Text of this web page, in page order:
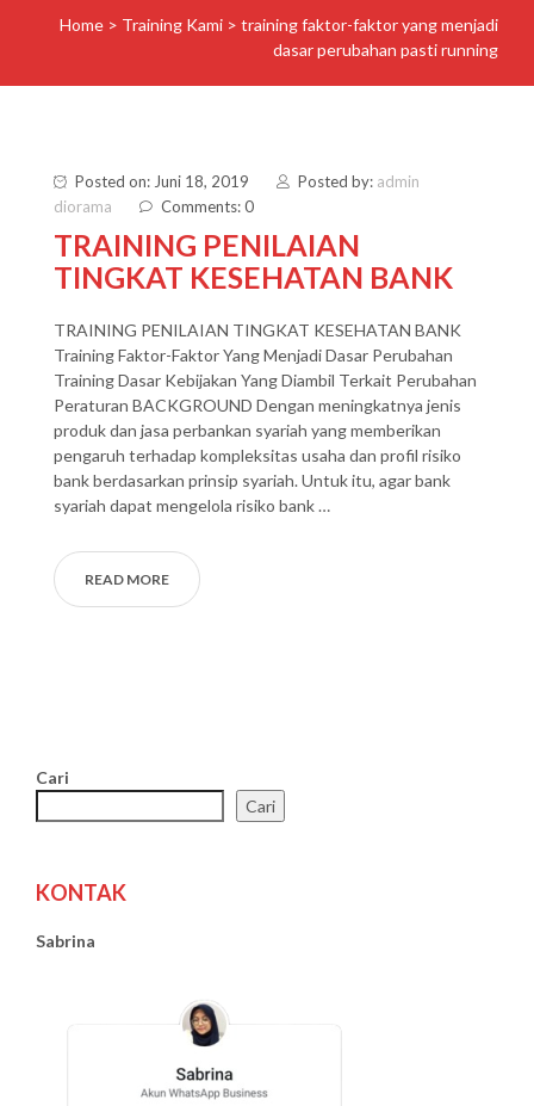
Home > Training Kami > training faktor-faktor yang menjadi
dasar perubahan pasti running
Posted on: Juni 18, 2019 Posted by: admin
diorama
Comments: 0
TRAINING PENILAIAN
TINGKAT KESEHATAN BANK
TRAINING PENILAIAN TINGKAT KESEHATAN BANK
Training Faktor-Faktor Yang Menjadi Dasar Perubahan
Training Dasar Kebijakan Yang Diambil Terkait Perubahan
Peraturan BACKGROUND Dengan meningkatnya jenis
produk dan jasa perbankan syariah yang memberikan
pengaruh terhadap kompleksitas usaha dan profil risiko
bank berdasarkan prinsip syariah. Untuk itu, agar bank
syariah dapat mengelola risiko bank …
READ MORE
Cari
Cari
KONTAK
Sabrina